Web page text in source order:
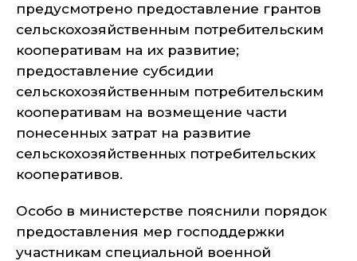
предусмотрено предоставление грантов
сельскохозяйственным потребительским
кооперативам на их развитие;
предоставление субсидии
сельскохозяйственным потребительским
кооперативам на возмещение части
понесенных затрат на развитие
сельскохозяйственных потребительских
кооперативов.
Особо в министерстве пояснили порядок
предоставления мер господдержки
участникам специальной военной